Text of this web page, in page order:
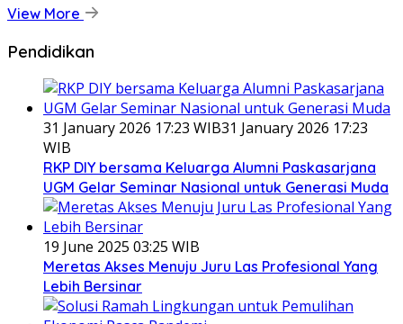
View More
Pendidikan
31 January 2026 17:23 WIB31 January 2026 17:23
WIB
RKP DIY bersama Keluarga Alumni Paskasarjana
UGM Gelar Seminar Nasional untuk Generasi Muda
19 June 2025 03:25 WIB
Meretas Akses Menuju Juru Las Profesional Yang
Lebih Bersinar